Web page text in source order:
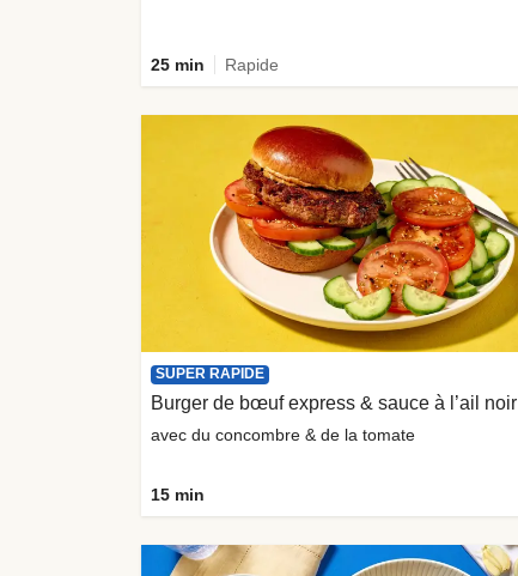
25 min Rapide
SUPER RAPIDE
Burger de bœuf express & sauce à l’ail noir
avec du concombre & de la tomate
15 min